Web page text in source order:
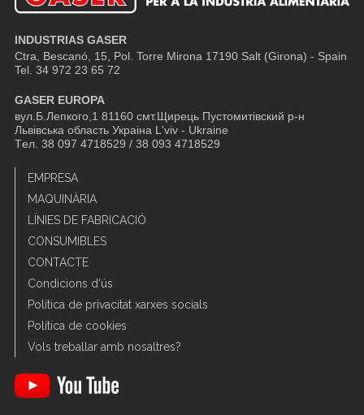
INDUSTRIAS GASER
Ctra, Bescanó, 15, Pol. Torre Mirona 17190 Salt (Girona) - Spain
Tel. 34 972 23 65 72
GASER EUROPA
вул.Б.Лепкого,1 81160 смт.Щирець Пустомитівский р-н
Львівська область Украіна L'viv - Ukraine
Tел. 38 097 4718529 / 38 093 4718529
EMPRESA
MAQUINÀRIA
LÍNIES DE FABRICACIÓ
CONSUMIBLES
CONTACTE
Condicions d'ús
Política de privacitat xarxes socials
Política de cookies
Vols treballar amb nosaltres?